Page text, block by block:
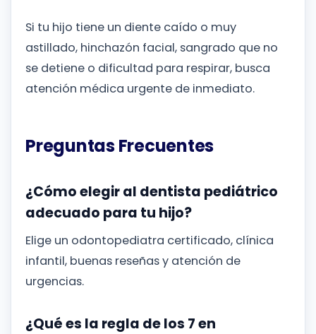
Si tu hijo tiene un diente caído o muy
astillado, hinchazón facial, sangrado que no
se detiene o dificultad para respirar, busca
atención médica urgente de inmediato.
Preguntas Frecuentes
¿Cómo elegir al dentista pediátrico
adecuado para tu hijo?
Elige un odontopediatra certificado, clínica
infantil, buenas reseñas y atención de
urgencias.
¿Qué es la regla de los 7 en